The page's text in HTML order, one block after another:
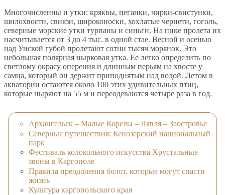
Многочисленны и утки: кряквы, пеганки, чирки-свистунки,
шилохвости, свиязи, широконоски, хохлатые чернети, гоголь,
северные морские утки турпаны и синьги. На пике пролета их
насчитывается от 3 до 4 тыс. в одной стае. Весной и осенью
над Унской губой пролетают сотни тысяч морянок. Это
небольшая полярная нырковая утка. Ее легко определить по
светлому окрасу оперения и длинным перьям на хвосте у
самца, который он держит приподнятым над водой. Летом в
акватории остаются около 100 этих удивительных птиц,
которые ныряют на 55 м и переодеваются четыре раза в год.
Архангельск – Малые Корелы – Лявля – Заостровье
Северные путешествия: Кенозерский национальный
парк
Фестиваль колокольного искусства Хрустальные
звоны в Каргополе
Правила преодоления болот, которые могут спасти
жизнь
Культура каргопольского края